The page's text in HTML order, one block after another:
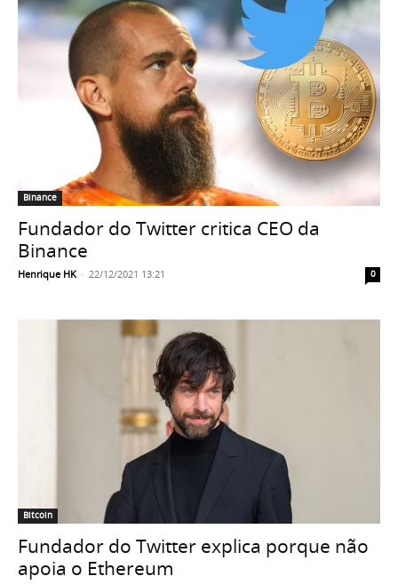
Binance
Fundador do Twitter critica CEO da
Binance
Henrique HK - 22/12/2021 13:21 0
Bitcoin
Fundador do Twitter explica porque não
apoia o Ethereum